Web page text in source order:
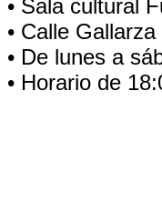
• Sala cultural
• Calle
• De lunes a
• Horario de